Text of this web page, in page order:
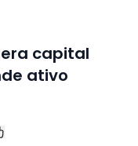
capital
ativo